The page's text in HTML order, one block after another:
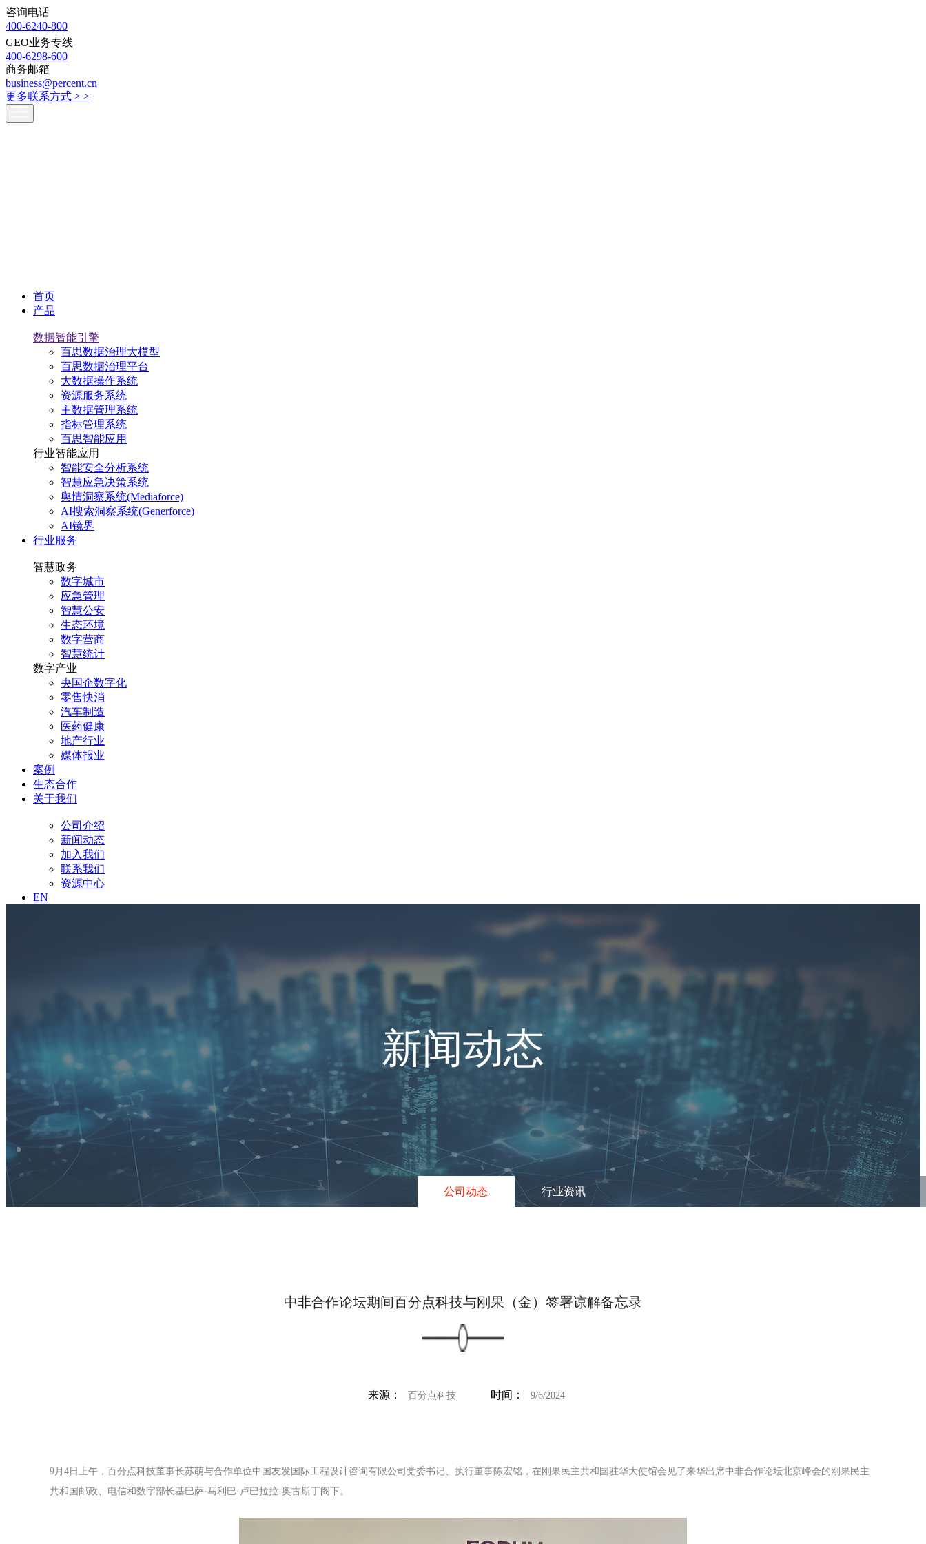
咨询电话
400-6240-800
GEO业务专线
400-6298-600
商务邮箱
business@percent.cn
更多联系方式 > >
首页
产品
数据智能引擎
百思数据治理大模型
百思数据治理平台
大数据操作系统
资源服务系统
主数据管理系统
指标管理系统
百思智能应用
行业智能应用
智能安全分析系统
智慧应急决策系统
舆情洞察系统(Mediaforce)
AI搜索洞察系统(Generforce)
AI镜界
行业服务
智慧政务
数字城市
应急管理
智慧公安
生态环境
数字营商
智慧统计
数字产业
央国企数字化
零售快消
汽车制造
医药健康
地产行业
媒体报业
案例
生态合作
关于我们
公司介绍
新闻动态
加入我们
联系我们
资源中心
EN
新闻动态
公司动态 行业资讯
中非合作论坛期间百分点科技与刚果（金）签署谅解备忘录
来源： 百分点科技 时间： 9/6/2024
9月4日上午，百分点科技董事长苏萌与合作单位中国友发国际工程设计咨询有限公司党委书记、执行董事陈宏铭，在刚果民主共和国驻华大使馆会见了来华出席中非合作论坛北京峰会的刚果民主
共和国邮政、电信和数字部长基巴萨·马利巴·卢巴拉拉·奥古斯丁阁下。